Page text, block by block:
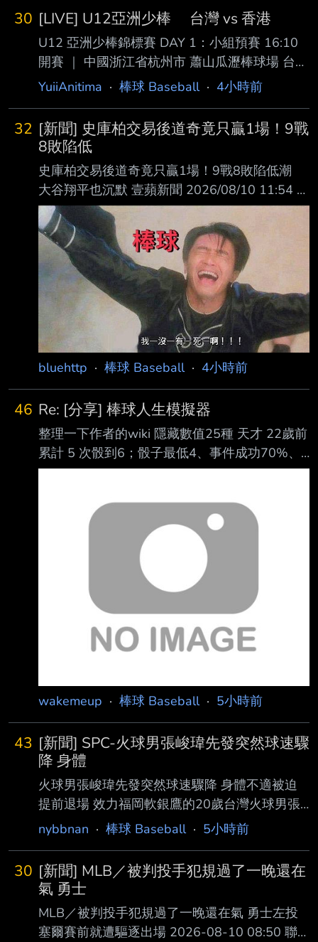
郎，球團今（10）日與永田颯太郎選手完成簽
約，預計8 月12日（三）將在澄清湖主場於賽前
舉辦加盟儀式，並公布合約內容。 紅中的二壘
救星終於要來了嗎 --
30 [LIVE] U12亞洲少棒 台灣 vs 香港
U12 亞洲少棒錦標賽 DAY 1：小組預賽 16:10
開賽 ｜ 中國浙江省杭州市 蕭山瓜瀝棒球場 台
灣 １. #17 蕭柏恩 （桃園龍安） 1B ２. #46
紅葉） CF ４. #63 張雨齊 （台北福林） RF ５.
#2 林宬樺 （台南崇學） DH ６. #23 陳奕樺
（新北中港） C ７. #33 王廷緯 （桃園中平）
2B ８. #24 彭宇睿 （桃園中平） 3B ９. #25 劉
宇威 （新北民安） LF Ｐ. #11 劉晨曦 （新
YuiiAnitima · 棒球 Baseball· 4小時前
32 [新聞] 史庫柏交易後道奇竟只贏1場！9戰
8敗陷低
史庫柏交易後道奇竟只贏1場！9戰8敗陷低潮
大谷翔平也沉默 壹蘋新聞 2026/08/10 11:54 記
者 廖柏璋 綜合報導 【記者廖柏璋／綜合報導】
道奇在交易來賽揚強投史庫柏(Tarik Skubal)之
後，反而陷低 潮，今天又以2比4敗給響尾蛇，
連續3個系列戰勝少敗多，近9場比賽苦吞8敗。
道奇在對響尾蛇系列戰3戰只拿7分，儘管目前仍
以70勝48敗、7.5場勝差穩居國聯西區龍 頭，但
距聯國聯西區第2的響尾蛇已只剩7.5場勝差，和
上一個月一度領先14場差距很大。 道奇今天先
發左投羅布雷斯基（Justi
bluehttp · 棒球 Baseball· 4小時前
46 Re: [分享] 棒球人生模擬器
整理一下作者的wiki 隱藏數值25種 天才 22歲前
累計 5 次骰到6；骰子最低4、事件成功70%、
兩項潛力+10/能力+5 鐵人 連續5年全勤級；受
OVR<47、單季骰子投入>=16；骰子最低3、事
件70%、兩項潛力+10/+5 自律狂 25歲前保守
成功>=15、沒被抓外遇、宵夜等失敗<5；衰退
延後2年 學院派 大學期間拿冠軍；25歲前受
傷-5%，35%機率多一顆骰 國際賽之鬼 國際賽
>=3次且至少2次冠/亞軍；國際賽不增加傷病、
點數保底 大心臟 全力一
wakemeup · 棒球 Baseball· 5小時前
43 [新聞] SPC-火球男張峻瑋先發突然球速驟
降 身體
火球男張峻瑋先發突然球速驟降 身體不適被迫
提前退場 效力福岡軟銀鷹的20歲台灣火球男張
峻瑋，7月底才正式升格為支配下球員，今天在
軍主投2.2局無失分，被敲2支安打，送出2次三
振與2 次保送，最快球速達155公里，防禦率降
至2.50。 不過值得注意的是，張峻瑋在第3局出
現球速明顯下降情況，隨後向教練團反映身體不
適， 提前退場休息，軟銀二軍最終仍以7：6擊
nybbnan · 棒球 Baseball· 5小時前
30 [新聞] MLB／被判投手犯規過了一晚還在
氣 勇士
MLB／被判投手犯規過了一晚還在氣 勇士左投
塞爾賽前就遭驅逐出場 2026-08-10 08:50 聯